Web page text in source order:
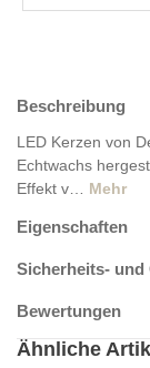
Beschreibung
LED Kerzen von
Echtwachs
Effekt v… Mehr
Eigenschaften
Sicherheits- und
Bewertungen
Ähnliche